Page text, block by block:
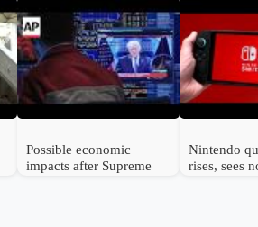
Possible economic
impacts after Supreme
Nintendo
rises, sees